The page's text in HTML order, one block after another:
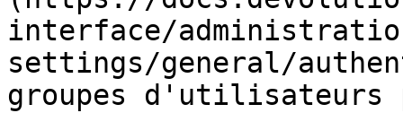
interface/
settings/general/
groupes d'utilisateurs